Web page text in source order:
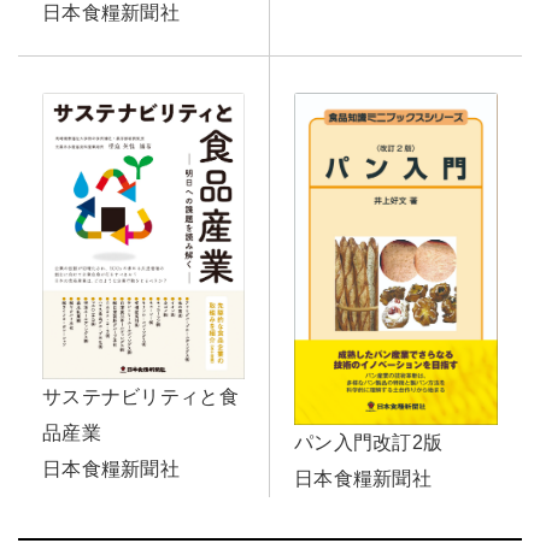
日本食糧新聞社
サステナビリティと食
品産業
日本食糧新聞社
パン入門改訂2版
日本食糧新聞社